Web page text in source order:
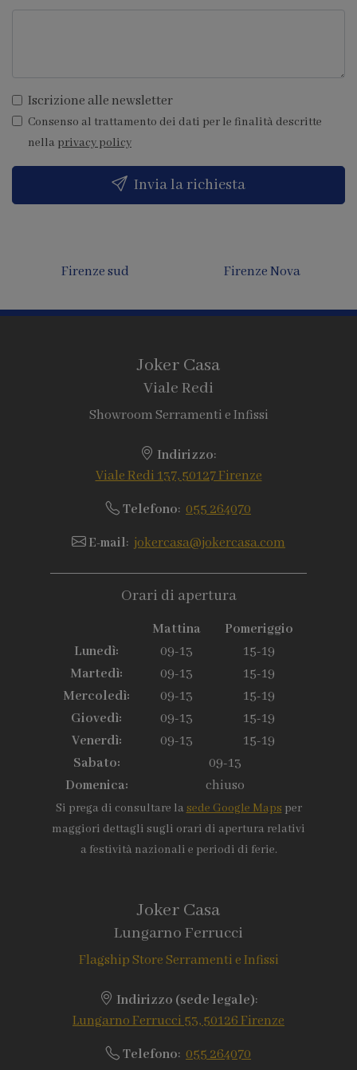
Iscrizione alle newsletter
Consenso al trattamento dei dati per le finalità descritte
nella privacy policy
Invia la richiesta
Firenze sud Firenze Nova
Joker Casa
Viale Redi
Showroom Serramenti e Infissi
Indirizzo:
Viale Redi 137, 50127 Firenze
Telefono: 055 264070
E-mail: jokercasa@jokercasa.com
Orari di apertura
Mattina
Pomeriggio
Lunedì:
09-13
15-19
Martedì:
09-13
15-19
Mercoledì:
09-13
15-19
Giovedì:
09-13
15-19
Venerdì:
09-13
15-19
Sabato:
09-13
Domenica:
chiuso
Si prega di consultare la sede Google Maps per
maggiori dettagli sugli orari di apertura relativi
a festività nazionali e periodi di ferie.
Joker Casa
Lungarno Ferrucci
Flagship Store Serramenti e Infissi
Indirizzo (sede legale):
Lungarno Ferrucci 53, 50126 Firenze
Telefono: 055 264070